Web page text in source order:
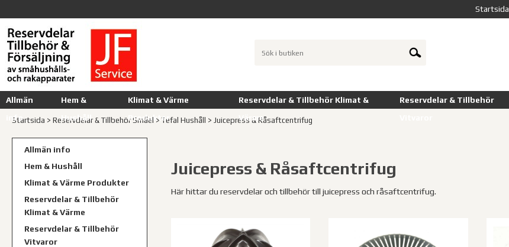
Startsida
Allmän
info
Hem &
Hushåll
Klimat & Värme
Produkter
Reservdelar & Tillbehör Klimat &
Värme
Reservdelar & Tillbehör
Startsida > Reservdelar & Tillbehör Småel > Tefal Hushåll > Juicepress & Råsaftcentrifug
Allmän info
Hem & Hushåll
Klimat & Värme Produkter
Reservdelar & Tillbehör
Klimat & Värme
Reservdelar & Tillbehör
Vitvaror
Juicepress & Råsaftcentrifug
Här hittar du reservdelar och tillbehör till juicepress och råsaftcentrifug.